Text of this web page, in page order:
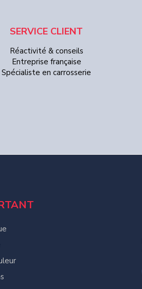
SERVICE CLIENT
Réactivité & conseils
Entreprise française
Spécialiste en carrosserie